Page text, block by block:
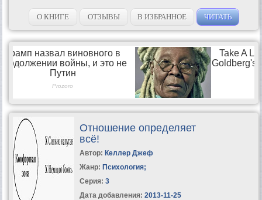
О КНИГЕ ОТЗЫВЫ В ИЗБРАННОЕ ЧИТАТЬ
Отношение определяет
всё!
Автор: Келлер Джеф
Жанр: Психология;
Серия: 3
Дата добавления: 2013-11-25